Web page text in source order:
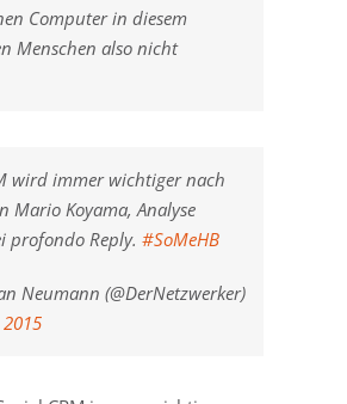
Computer in diesem
Menschen also nicht
wird immer wichtiger nach
Mario Koyama, Analyse
profondo Reply. #SoMeHB
Neumann (@DerNetzwerker)